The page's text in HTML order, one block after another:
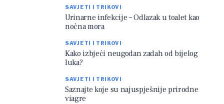
SAVJETI I TRIKOVI
Urinarne infekcije – Odlazak u toalet kao
noćna mora
SAVJETI I TRIKOVI
Kako izbjeći neugodan zadah od bijelog
luka?
SAVJETI I TRIKOVI
Saznajte koje su najuspješnije prirodne
viagre